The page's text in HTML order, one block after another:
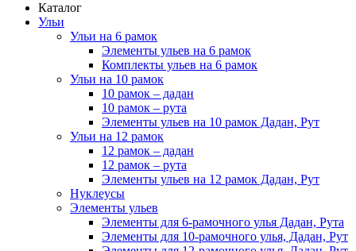
Каталог
Ульи
Ульи на 6 рамок
Элементы ульев на 6 рамок
Комплекты ульев на 6 рамок
Ульи на 10 рамок
10 рамок – дадан
10 рамок – рута
Элементы ульев на 10 рамок Дадан, Рут
Ульи на 12 рамок
12 рамок – дадан
12 рамок – рута
Элементы ульев на 12 рамок Дадан, Рут
Нуклеусы
Элементы ульев
Элементы для 6-рамочного улья Дадан, Рута
Элементы для 10-рамочного улья, Дадан, Рут